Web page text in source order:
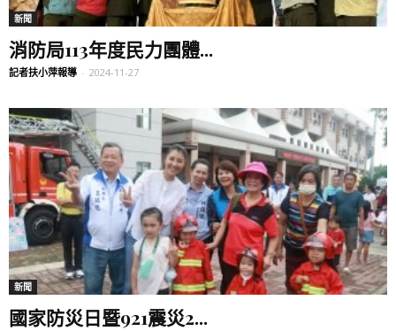
新聞
消防局113年度民力團體...
記者扶小萍報導 - 2024-11-27
新聞
國家防災日暨921震災2...